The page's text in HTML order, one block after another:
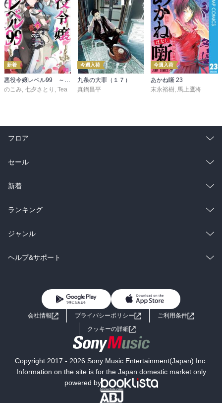
新着
悪役令嬢レベル99 ～私は裏ボスですが魔王ではありません～ その６
のこみ, 七夕さとり , Tea
今週入荷
九条の大罪（１７）
真鍋昌平
今週入荷
あかね噺 23
末永裕樹, 馬上鷹将
フロア
総合
ラノベ
雑誌・グラビア
BL・TL
セール
総合
ラノベ
雑誌・グラビア
BL・TL
新着
総合
ラノベ
雑誌・グラビア
ランキング
総合
ラノベ
ジャンル
コミック
ライトノベル 男子向けラノベ
小説
海外小説
ミステリー SF
文学
ヘルプ&サポート
よくあるご質問 お問い合わせ
会社情報 プライバシーポリシー
ご利用条件
クッキーの詳細
Copyright 2017 - 2026 Sony Music Entertainment(Japan) Inc.
Information on the site is for the Japan domestic market only
powered by